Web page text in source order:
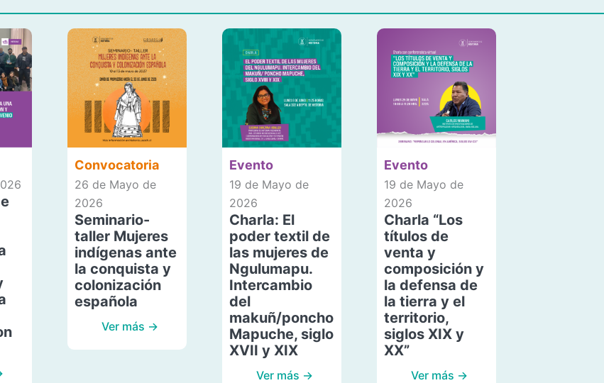
Convocatoria
26 de Mayo de
2026
Seminario-
taller Mujeres
indígenas ante
la conquista y
colonización
española
Ver más →
Evento
19 de Mayo de
2026
Charla: El
poder textil de
las mujeres de
Ngulumapu.
Intercambio
del
makuñ/poncho
Mapuche, siglo
XVII y XIX
Ver más →
Evento
19 de Mayo de
2026
Charla “Los
títulos de
venta y
composición y
la defensa de
la tierra y el
territorio,
siglos XIX y
XX”
Ver más →